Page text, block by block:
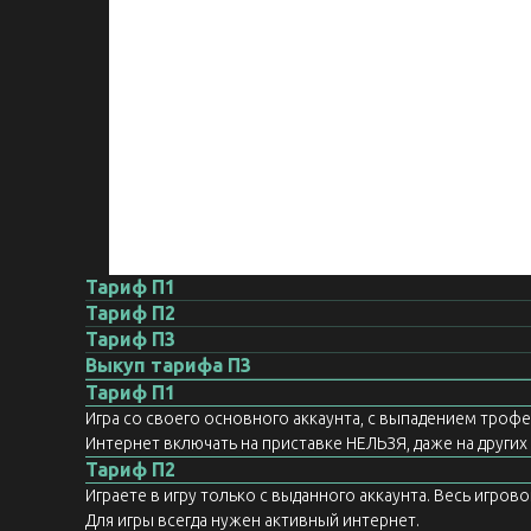
Тариф П1
Тариф П2
Тариф П3
Выкуп тарифа П3
Тариф П1
Игра со своего основного аккаунта, с выпадением
Интернет включать на приставке НЕЛЬЗЯ, даже на
Тариф П2
Играете в игру только с выданного аккаунта. Весь
Для игры всегда нужен активный интернет.